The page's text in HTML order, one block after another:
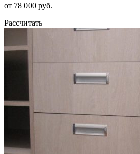
от 78 000 руб.
Рассчитать